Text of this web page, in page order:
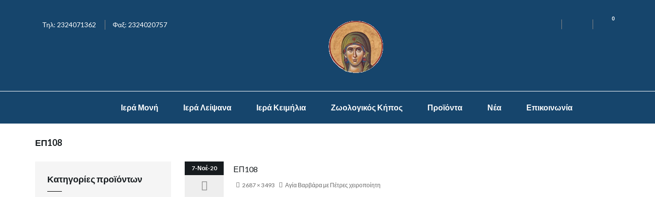
Τηλ: 2324071362 Φαξ: 2324020757
0
Ιερά Μονή Ιερά Λείψανα Ιερά Κειμήλια Ζωολογικός Κήπος Προϊόντα Νέα Επικοινωνία
ΕΠ108
7-Νοέ-20 ΕΠ108
2687 × 3493 Αγία Βαρβάρα με Πέτρες χειροποίητη
Κατηγορίες προϊόντων